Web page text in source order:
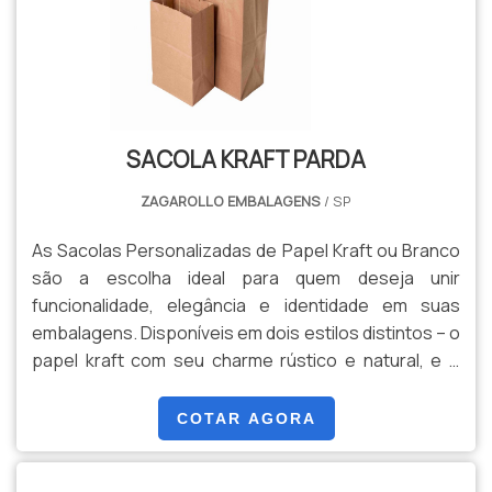
tamanhos e com diferentes opções de alças – seja
de papel ou corda – o Saco Kraft atende às suas
necessidades com eficiência e estilo. Ideal para
empresas que desejam reforçar seu compromisso
toque de charme natural em suas embalagens.
SACOLA KRAFT PARDA
ZAGAROLLO EMBALAGENS / SP
As Sacolas Personalizadas de Papel Kraft ou Branco
são a escolha ideal para quem deseja unir
funcionalidade, elegância e identidade em suas
embalagens. Disponíveis em dois estilos distintos – o
papel kraft com seu charme rústico e natural, e o
– essas sacolas oferecem versatilidade para
atender a diversas necessidades e preferências.
Características: Personalização Total: Adapte a
COTAR AGORA